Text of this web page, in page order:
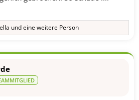
und eine weitere Person